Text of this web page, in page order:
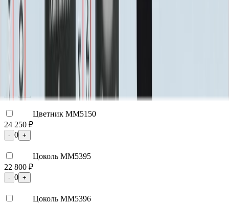
5 250 ₽
По России (любой регион) по согласованию
Бесплатно
Благоустройство
Столик ММ5420
20 160 ₽
- +
Цветник ММ5150
24 250 ₽
- 0 +
Цоколь ММ5395
22 800 ₽
- 0 +
Цоколь ММ5396